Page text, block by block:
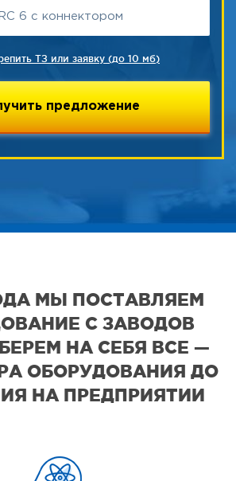
ТЗ или заявку (до 10 мб)
МЫ ПОСТАВЛЯЕМ
С ЗАВОДОВ
НА СЕБЯ ВСЕ —
ОБОРУДОВАНИЯ ДО
НА ПРЕДПРИЯТИИ